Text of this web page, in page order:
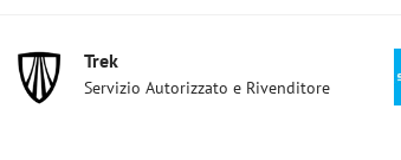
Trek
Servizio Autorizzato e Rivenditore